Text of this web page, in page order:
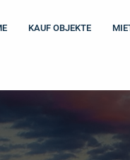
KAUF OBJEKTE